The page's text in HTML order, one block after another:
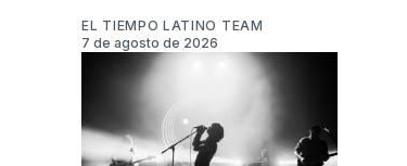
EL TIEMPO LATINO TEAM
7 de agosto de 2026